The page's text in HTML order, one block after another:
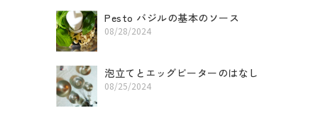
Pesto バジルの基本のソース
08/28/2024
泡立てとエッグビーターのはなし
08/25/2024